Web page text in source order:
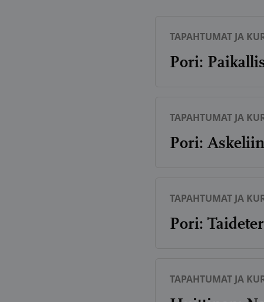
TAPAHTUMAT JA
Pori:
TAPAHTUMAT JA
Pori:
TAPAHTUMAT JA
Pori:
TAPAHTUMAT JA